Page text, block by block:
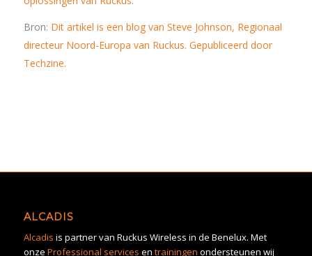
Bron: Dit artikel is een blog van Steve Johnson, Regionaal
directeur Noord-Europa van Ruckus. Gepubliceerd door
Techzine.
ALCADIS
Alcadis is partner van Ruckus Wireless in de Benelux. Met
onze Professional services en trainingen ondersteunen wij